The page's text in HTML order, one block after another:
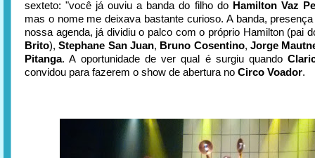
sexteto: "você já ouviu a banda do filho do Hamilton Vaz
mas o nome me deixava bastante curioso. A banda,
nossa agenda, já dividiu o palco com o próprio Hamilton (pai
Brito),Stephane San Juan, Bruno Cosentino,Jorge
Pitanga. A oportunidade de ver qual é surgiu quando
convidou para fazerem o show de abertura no Circo Voador.